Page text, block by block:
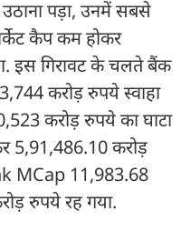
पड़ा, उनमें सबसे
कैप कम होकर
इस गिरावट के चलते बैंक
करोड़ रुपये स्वाहा
करोड़ रुपये का घाटा
5,91,486.10 करोड़
MCap 11,983.68
रुपये रह गया.